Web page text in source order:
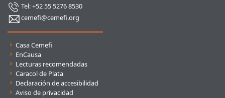
Tel: +52 55 5276 8530
cemefi@cemefi.org
Casa Cemefi
EnCausa
Lecturas recomendadas
Caracol de Plata
Declaración de accesibilidad
Aviso de privacidad